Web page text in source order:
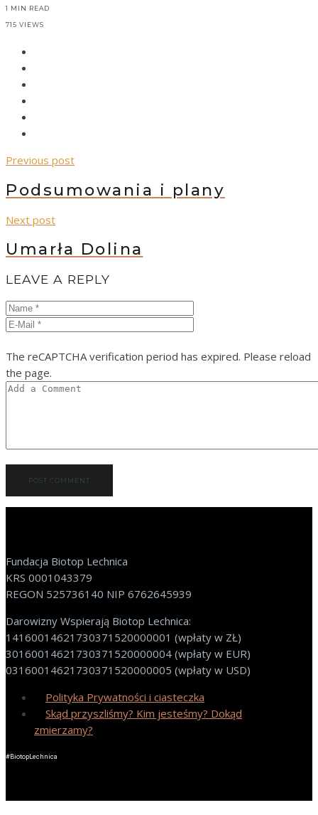
1 MIN READ
715 VIEWS
Previous post
Podsumowania i plany
Next post
Umarła Dolina
LEAVE A REPLY
The reCAPTCHA verification period has expired. Please reload
the page.
Fundacja Biotop Lechnica
KRS 0001043379
REGON 525736140 NIP 6762645939
Darowizny Wspierają Biotop Lechnica:
14160014621730371520000001 (wpłaty w ZŁ)
30160014621730371520000004 (wpłaty w EUR)
03160014621730371520000005 (wpłaty w USD)
Polityka Prywatności i ciasteczka
Skąd przyszliśmy? Kim jesteśmy? Dokąd
zmierzamy?
#BiotopLechnica